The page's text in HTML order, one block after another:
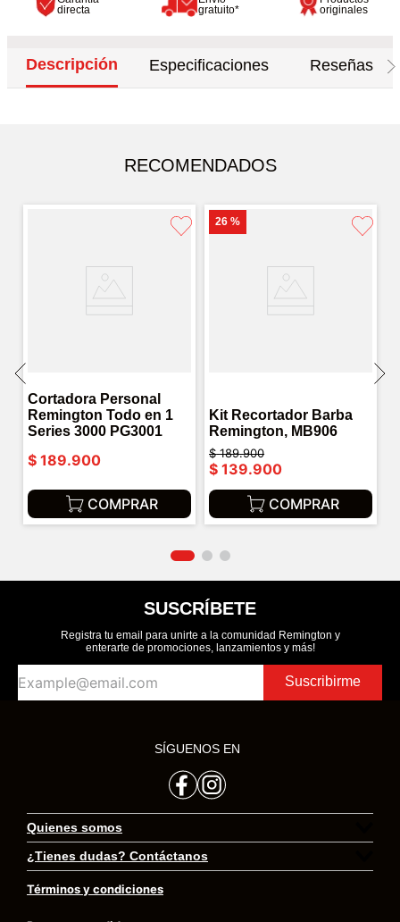
directa
gratuito*
originales
Descripción Especificaciones Reseñas
RECOMENDADOS
Cortadora Personal
Remington Todo en 1
Series 3000 PG3001
$ 189.900
COMPRAR
26 %
Kit Recortador Barba
Remington, MB906
$ 189.900
$ 139.900
COMPRAR
SUSCRÍBETE
Registra tu email para unirte a la comunidad Remington y
enterarte de promociones, lanzamientos y más!
Suscribirme
SÍGUENOS EN
Quienes somos
Preguntas frecuentes
Trabaja con nosotros
¿Tienes dudas? Contáctanos
Transversal 23 # 97 – 73 Oficina 406 Bogotá.
Colombia
Términos y condiciones